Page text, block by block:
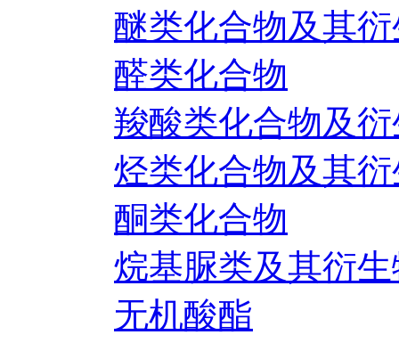
醚类化合物及其
醛类化合物
羧酸类化合物及
烃类化合物及其
酮类化合物
烷基脲类及其衍
无机酸酯